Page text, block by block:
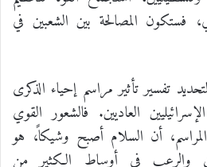
فستكون المصالحة بين الشعبين في
تفسير تأثير مراسم إحياء الذكرى
العاديين. فالشعور القوي
أن السلام أصبح وشيكاً، هو
والرعب في أوساط الكثير من